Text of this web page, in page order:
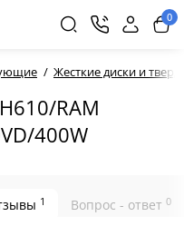
0
Жесткие диски и
RAM
400W
1 Вопрос - ответ 0